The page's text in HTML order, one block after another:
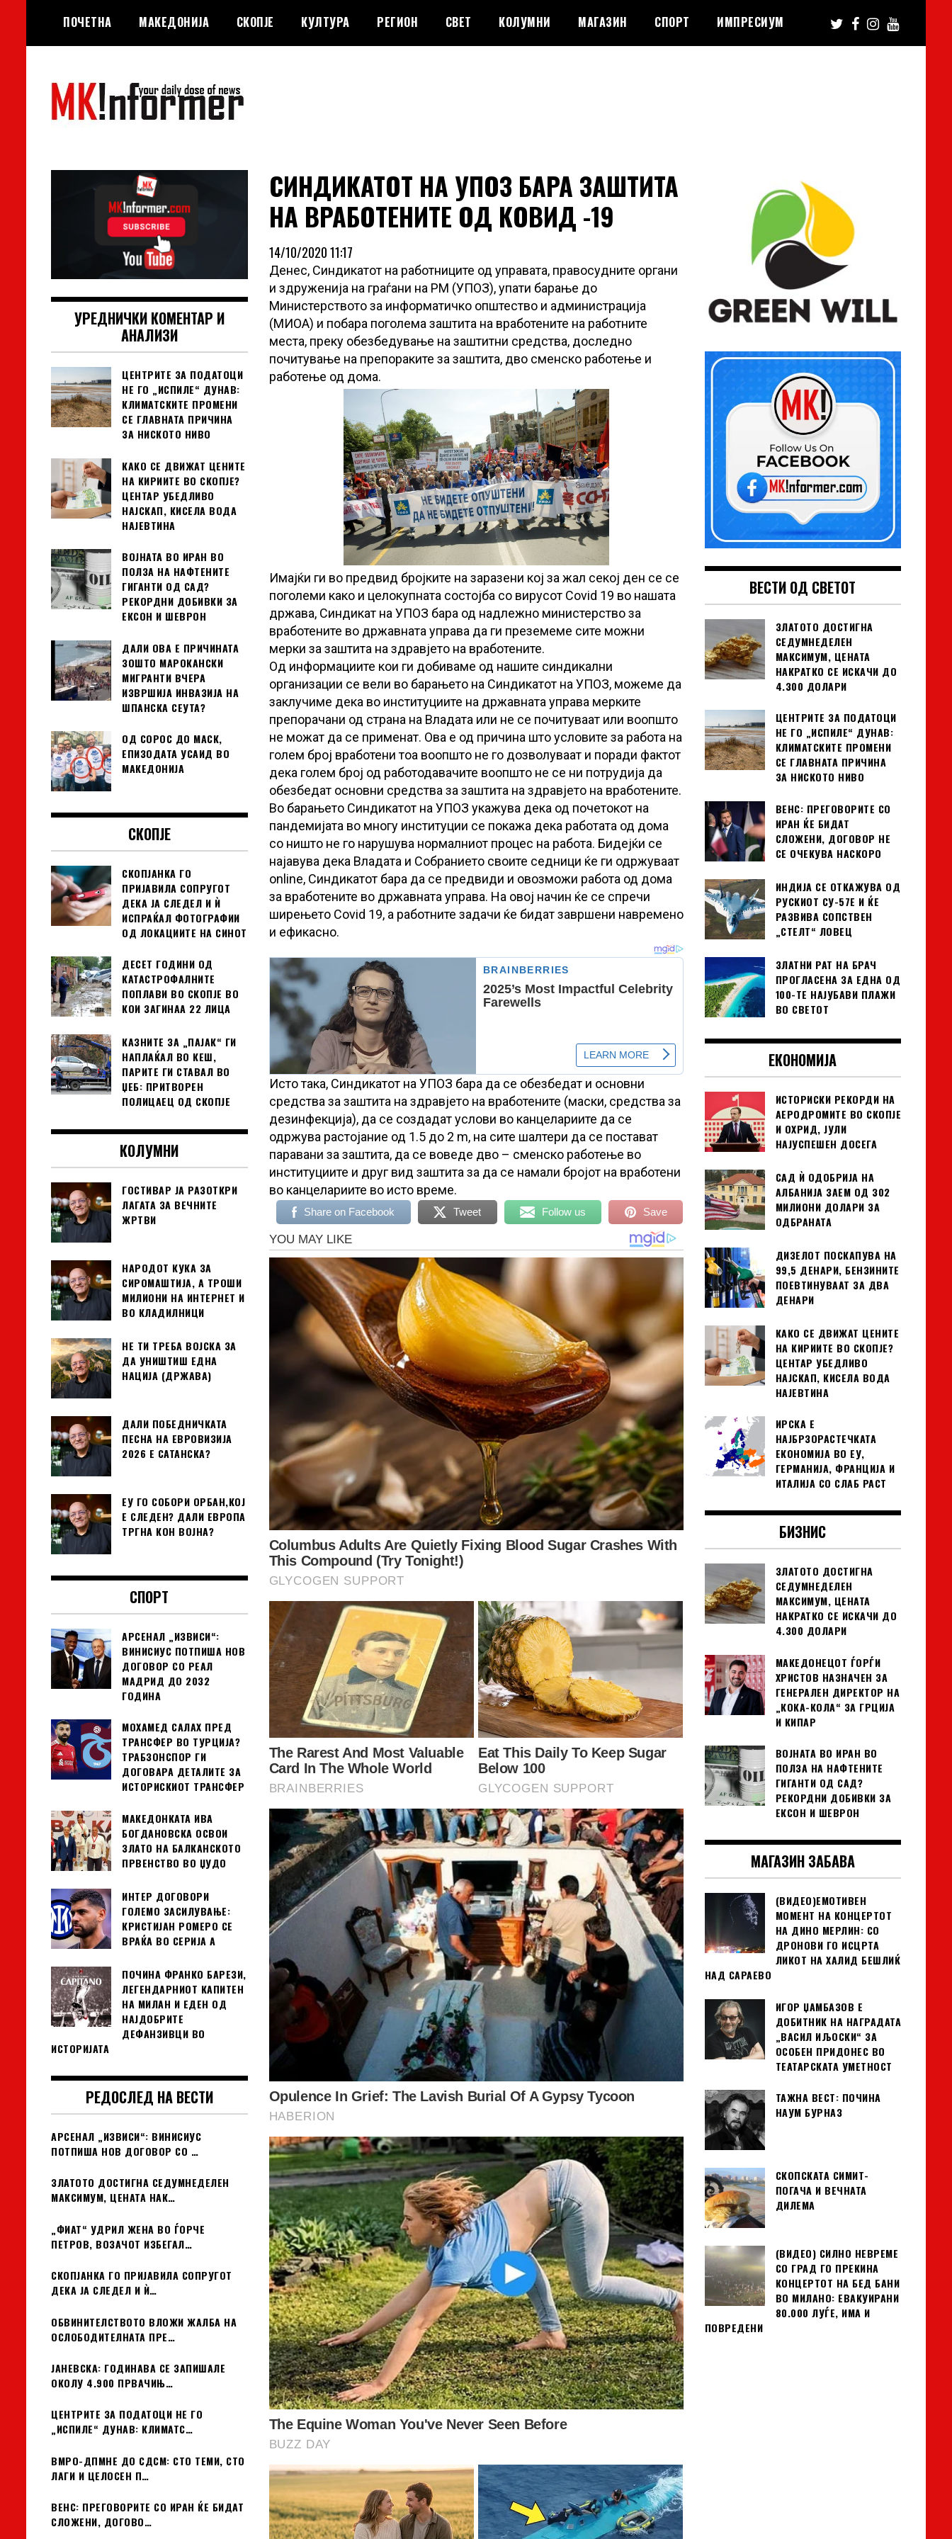
content
ПОЧЕТНА МАКЕДОНИЈА СКОПЈЕ КУЛТУРА РЕГИОН СВЕТ КОЛУМНИ МАГАЗИН СПОРТ ИМПРЕСИУМ
MKinformer
СИНДИКАТОТ НА УПОЗ БАРА ЗАШТИТА
НА ВРАБОТЕНИТЕ ОД КОВИД -19
14/10/2020 11:17
Денес, Синдикатот на работниците од управата, правосудните органи
и здруженија на граѓани на РМ (УПОЗ), упати барање до
Министерството за информатичко општество и администрација
(МИОА) и побара поголема заштита на вработените на работните
места, преку обезбедување на заштитни средства, доследно
почитување на препораките за заштита, дво сменско работење и
работење од дома.
Имајќи ги во предвид бројките на заразени кој за жал секој ден се сe
поголеми како и целокупната состојба со вирусот Covid 19 во нашата
држава, Синдикат на УПОЗ бара од надлежно министерство за
вработените во државната управа да ги преземеме сите можни
мерки за заштита на здравјето на вработените.
Од информациите кои ги добиваме од нашите синдикални
организации се вели во барањето на Синдикатот на УПОЗ, можеме да
заклучиме дека во институциите на државната управа мерките
препорачани од страна на Владата или не се почитуваат или воопшто
не можат да се применат. Ова е од причина што условите за работа на
голем број вработени тоа воопшто не го дозволуваат и поради фактот
дека голем број од работодавачите воопшто не се ни потрудија да
обезбедат основни средства за заштита на здравјето на вработените.
Во барањето Синдикатот на УПОЗ укажува дека од почетокот на
пандемијата во многу институции се покажа дека работата од дома
со ништо не го нарушува нормалниот процес на работа. Бидејќи се
најавува дека Владата и Собранието своите седници ќе ги одржуваат
online, Синдикатот бара да се предвиди и овозможи работа од дома
за вработените во државната управа. На овој начин ќе се спречи
ширењето Covid 19, а работните задачи ќе бидат завршени навремено
и ефикасно.
Исто така, Синдикатот на УПОЗ бара да се обезбедат и основни
средства за заштита на здравјето на вработените (маски, средства за
дезинфекција), да се создадат услови во канцелариите да се
одржува растојание од 1.5 до 2 m, на сите шалтери да се постават
паравани за заштита, да се воведе дво – сменско работење во
институциите и друг вид заштита за да се намали бројот на вработени
во канцелариите во исто време.
Share on Facebook Tweet Follow us Save
УРЕДНИЧКИ КОМЕНТАР И
АНАЛИЗИ
ЦЕНТРИТЕ ЗА ПОДАТОЦИ
НЕ ГО „ИСПИЛЕ“ ДУНАВ:
КЛИМАТСКИТЕ ПРОМЕНИ
СЕ ГЛАВНАТА ПРИЧИНА
ЗА НИСКОТО НИВО
КАКО СЕ ДВИЖАТ ЦЕНИТЕ
НА КИРИИТЕ ВО СКОПЈЕ?
ЦЕНТАР УБЕДЛИВО
НАЈСКАП, КИСЕЛА ВОДА
НАЈЕВТИНА
ВОЈНАТА ВО ИРАН ВО
ПОЛЗА НА НАФТЕНИТЕ
ГИГАНТИ ОД САД?
РЕКОРДНИ ДОБИВКИ ЗА
ЕКСОН И ШЕВРОН
ДАЛИ ОВА Е ПРИЧИНАТА
ЗОШТО МАРОКАНСКИ
МИГРАНТИ ВЧЕРА
ИЗВРШИЈА ИНВАЗИЈА НА
ШПАНСКА СЕУТА?
ОД СОРОС ДО МАСК,
ЕПИЗОДАТА УСАИД ВО
МАКЕДОНИЈА
СКОПЈЕ
СКОПЈАНКА ГО
ПРИЈАВИЛА СОПРУГОТ
ДЕКА ЈА СЛЕДЕЛ И Ѝ
ИСПРАЌАЛ ФОТОГРАФИИ
ОД ЛОКАЦИИТЕ НА СИНОТ
ДЕСЕТ ГОДИНИ ОД
КАТАСТРОФАЛНИТЕ
ПОПЛАВИ ВО СКОПЈЕ ВО
КОИ ЗАГИНАА 22 ЛИЦА
КАЗНИТЕ ЗА „ПАЈАК“ ГИ
НАПЛАЌАЛ ВО КЕШ,
ПАРИТЕ ГИ СТАВАЛ ВО
ЏЕБ: ПРИТВОРЕН
ПОЛИЦАЕЦ ОД СКОПЈЕ
КОЛУМНИ
ГОСТИВАР ЈА РАЗОТКРИ
ЛАГАТА ЗА ВЕЧНИТЕ
ЖРТВИ
НАРОДОТ КУКА ЗА
СИРОМАШТИЈА, А ТРОШИ
МИЛИОНИ НА ИНТЕРНЕТ И
ВО КЛАДИЛНИЦИ
НЕ ТИ ТРЕБА ВОЈСКА ЗА
ДА УНИШТИШ ЕДНА
НАЦИЈА (ДРЖАВА)
ДАЛИ ПОБЕДНИЧКАТА
ПЕСНА НА ЕВРОВИЗИЈА
2026 Е САТАНСКА?
ЕУ ГО СОБОРИ ОРБАН,КОЈ
Е СЛЕДЕН? ДАЛИ ЕВРОПА
ТРГНА КОН ВОЈНА?
СПОРТ
АРСЕНАЛ „ИЗВИСИ“:
ВИНИСИУС ПОТПИША НОВ
ДОГОВОР СО РЕАЛ
МАДРИД ДО 2032
ГОДИНА
МОХАМЕД САЛАХ ПРЕД
ТРАНСФЕР ВО ТУРЦИЈА?
ТРАБЗОНСПОР ГИ
ДОГОВАРА ДЕТАЛИТЕ ЗА
ИСТОРИСКИОТ ТРАНСФЕР
МАКЕДОНКАТА ИВА
БОГДАНОВСКА ОСВОИ
ЗЛАТО НА БАЛКАНСКОТО
ПРВЕНСТВО ВО ЏУДО
ИНТЕР ДОГОВОРИ
ГОЛЕМО ЗАСИЛУВАЊЕ:
КРИСТИЈАН РОМЕРО СЕ
ВРАЌА ВО СЕРИЈА А
ПОЧИНА ФРАНКО БАРЕЗИ,
ЛЕГЕНДАРНИОТ КАПИТЕН
НА МИЛАН И ЕДЕН ОД
НАЈДОБРИТЕ
ДЕФАНЗИВЦИ ВО
ИСТОРИЈАТА
РЕДОСЛЕД НА ВЕСТИ
АРСЕНАЛ „ИЗВИСИ“: ВИНИСИУС
ПОТПИША НОВ ДОГОВОР СО …
ЗЛАТОТО ДОСТИГНА СЕДУМНЕДЕЛЕН
МАКСИМУМ, ЦЕНАТА НАК…
„ФИАТ“ УДРИЛ ЖЕНА ВО ЃОРЧЕ
ПЕТРОВ, ВОЗАЧОТ ИЗБЕГАЛ…
СКОПЈАНКА ГО ПРИЈАВИЛА СОПРУГОТ
ДЕКА ЈА СЛЕДЕЛ И Ѝ…
ОБВИНИТЕЛСТВОТО ВЛОЖИ ЖАЛБА НА
ОСЛОБОДИТЕЛНАТА ПРЕ…
ЈАНЕВСКА: ГОДИНАВА СЕ ЗАПИШАЛЕ
ОКОЛУ 4.900 ПРВАЧИЊ…
ЦЕНТРИТЕ ЗА ПОДАТОЦИ НЕ ГО
„ИСПИЛЕ“ ДУНАВ: КЛИМАТС…
ВМРО-ДПМНЕ ДО СДСМ: СТО ТЕМИ, СТО
ЛАГИ И ЦЕЛОСЕН П…
ВЕНС: ПРЕГОВОРИТЕ СО ИРАН ЌЕ БИДАТ
СЛОЖЕНИ, ДОГОВО…
ВЕСТИ ОД СВЕТОТ
ЗЛАТОТО ДОСТИГНА
СЕДУМНЕДЕЛЕН
МАКСИМУМ, ЦЕНАТА
НАКРАТКО СЕ ИСКАЧИ ДО
4.300 ДОЛАРИ
ЦЕНТРИТЕ ЗА ПОДАТОЦИ
НЕ ГО „ИСПИЛЕ“ ДУНАВ:
КЛИМАТСКИТЕ ПРОМЕНИ
СЕ ГЛАВНАТА ПРИЧИНА
ЗА НИСКОТО НИВО
ВЕНС: ПРЕГОВОРИТЕ СО
ИРАН ЌЕ БИДАТ
СЛОЖЕНИ, ДОГОВОР НЕ
СЕ ОЧЕКУВА НАСКОРО
ИНДИЈА СЕ ОТКАЖУВА ОД
РУСКИОТ СУ-57Е И ЌЕ
РАЗВИВА СОПСТВЕН
„СТЕЛТ“ ЛОВЕЦ
ЗЛАТНИ РАТ НА БРАЧ
ПРОГЛАСЕНА ЗА ЕДНА ОД
100-ТЕ НАЈУБАВИ ПЛАЖИ
ВО СВЕТОТ
ЕКОНОМИЈА
ИСТОРИСКИ РЕКОРДИ НА
АЕРОДРОМИТЕ ВО СКОПЈЕ
И ОХРИД, ЈУЛИ
НАЈУСПЕШЕН ДОСЕГА
САД Ѝ ОДОБРИЈА НА
АЛБАНИЈА ЗАЕМ ОД 302
МИЛИОНИ ДОЛАРИ ЗА
ОДБРАНАТА
ДИЗЕЛОТ ПОСКАПУВА НА
99,5 ДЕНАРИ, БЕНЗИНИТЕ
ПОЕВТИНУВААТ ЗА ДВА
ДЕНАРИ
КАКО СЕ ДВИЖАТ ЦЕНИТЕ
НА КИРИИТЕ ВО СКОПЈЕ?
ЦЕНТАР УБЕДЛИВО
НАЈСКАП, КИСЕЛА ВОДА
НАЈЕВТИНА
ИРСКА Е
НАЈБРЗОРАСТЕЧКАТА
ЕКОНОМИЈА ВО ЕУ,
ГЕРМАНИЈА, ФРАНЦИЈА И
ИТАЛИЈА СО СЛАБ РАСТ
БИЗНИС
ЗЛАТОТО ДОСТИГНА
СЕДУМНЕДЕЛЕН
МАКСИМУМ, ЦЕНАТА
НАКРАТКО СЕ ИСКАЧИ ДО
4.300 ДОЛАРИ
МАКЕДОНЕЦОТ ЃОРЃИ
ХРИСТОВ НАЗНАЧЕН ЗА
ГЕНЕРАЛЕН ДИРЕКТОР НА
„КОКА-КОЛА“ ЗА ГРЦИЈА
И КИПАР
ВОЈНАТА ВО ИРАН ВО
ПОЛЗА НА НАФТЕНИТЕ
ГИГАНТИ ОД САД?
РЕКОРДНИ ДОБИВКИ ЗА
ЕКСОН И ШЕВРОН
МАГАЗИН ЗАБАВА
(ВИДЕО)ЕМОТИВЕН
МОМЕНТ НА КОНЦЕРТОТ
НА ДИНО МЕРЛИН: СО
ДРОНОВИ ГО ИСЦРТА
ЛИКОТ НА ХАЛИД БЕШЛИЌ
НАД САРАЕВО
ИГОР ЏАМБАЗОВ Е
ДОБИТНИК НА НАГРАДАТА
„ВАСИЛ ИЉОСКИ“ ЗА
ОСОБЕН ПРИДОНЕС ВО
ТЕАТАРСКАТА УМЕТНОСТ
ТАЖНА ВЕСТ: ПОЧИНА
НАУМ БУРНАЗ
СКОПСКАТА СИМИТ-
ПОГАЧА И ВЕЧНАТА
ДИЛЕМА
(ВИДЕО) СИЛНО НЕВРЕМЕ
СО ГРАД ГО ПРЕКИНА
КОНЦЕРТОТ НА БЕД БАНИ
ВО МИЛАНО: ЕВАКУИРАНИ
80.000 ЛУЃЕ, ИМА И
ПОВРЕДЕНИ